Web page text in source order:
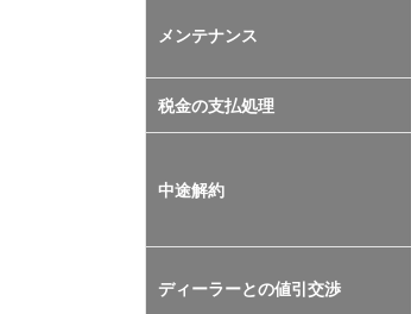
TOP
2.1
車サ
クリ
マイ
メンテナンス
税金の支払処理
中途解約
ディーラーとの値引交渉